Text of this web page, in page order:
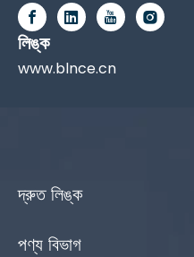
লিঙ্ক
www.blnce.cn
দ্রুত লিঙ্ক
পণ্য বিভাগ